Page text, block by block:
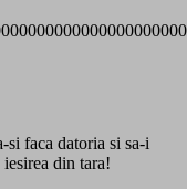
si faca datoria si sa-i
din tara!